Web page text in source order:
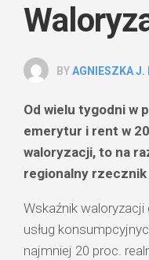
BYAGNIESZKA J.
Od wielu tygodni w
emerytur i rent w
waloryzacji, to na
regionalny rzecznik
Wskaźnik
usług
najmniej 20 proc.